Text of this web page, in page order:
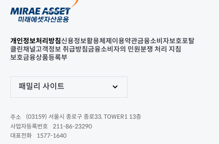
개인정보처리방침신용정보활용체제 이용약관금융소비자보호포탈
클린채널고객정보 취급방침금융소비자의 민원분쟁 처리 지침
보호금융상품등록부
패밀리 사이트
주소
(03159) 서울시 종로구 종로33, TOWER1 13층
사업자등록번호
211-86-23290
대표전화
1577-1640